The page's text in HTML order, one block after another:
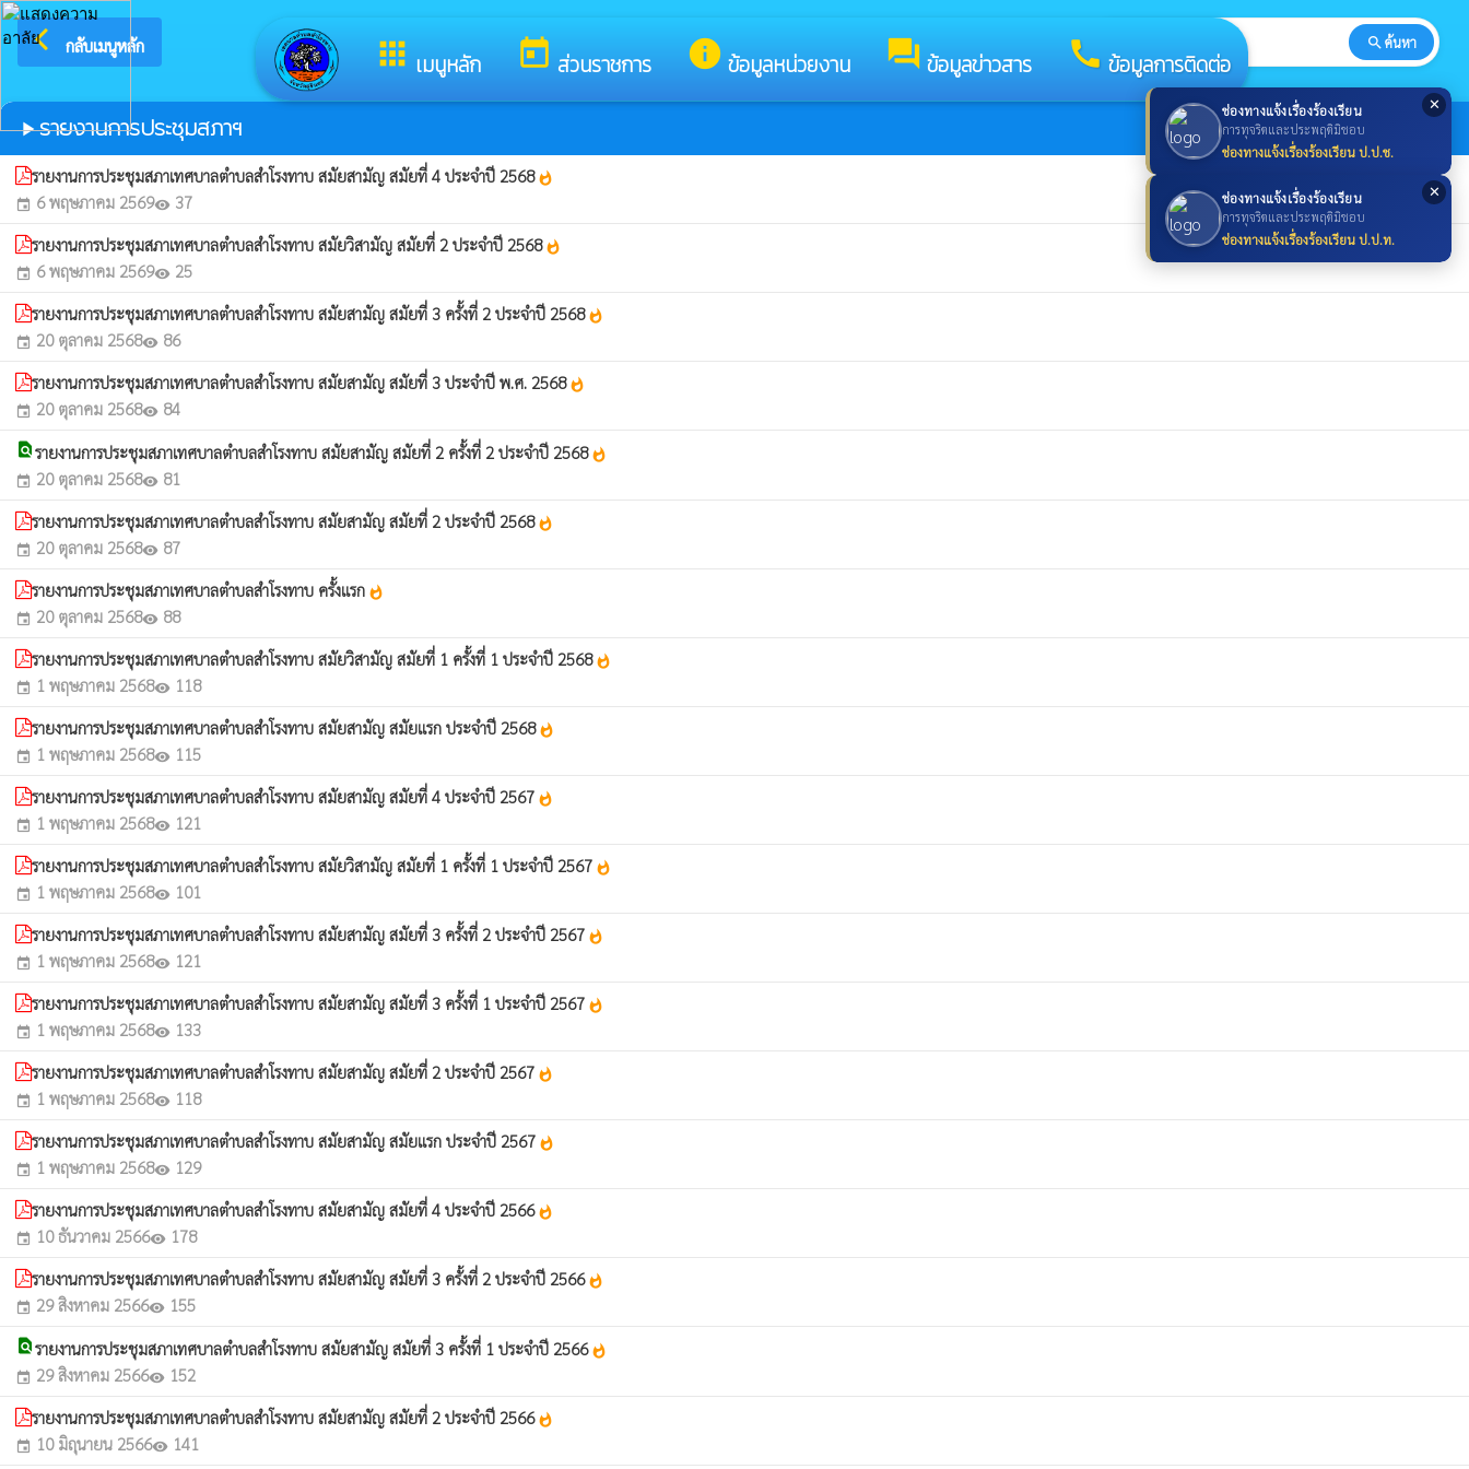
✕
ช่องทางแจ้งเรื่องร้องเรียน
การทุจริตและประพฤติมิชอบ
ช่องทางแจ้งเรื่องร้องเรียน ป.ป.ช.
✕
ช่องทางแจ้งเรื่องร้องเรียน
การทุจริตและประพฤติมิชอบ
ช่องทางแจ้งเรื่องร้องเรียน ป.ป.ท.
apps เมนูหลัก today ส่วนราชการ info ข้อมูลหน่วยงาน forum ข้อมูลข่าวสาร call ข้อมูลการติดต่อ
arrow_back_ios กลับเมนูหลัก ยินดีต้อนรับสู่เว็บไซต์ของ เทศบาลตำบลสำโรงทาบ search ค้นหา
play_arrowรายงานการประชุมสภาฯ
รายงานการประชุมสภาเทศบาลตำบลสำโรงทาบ สมัยสามัญ สมัยที่ 4 ประจำปี 2568whatshot
event 6 พฤษภาคม 2569visibility 37
รายงานการประชุมสภาเทศบาลตำบลสำโรงทาบ สมัยวิสามัญ สมัยที่ 2 ประจำปี 2568whatshot
event 6 พฤษภาคม 2569visibility 25
รายงานการประชุมสภาเทศบาลตำบลสำโรงทาบ สมัยสามัญ สมัยที่ 3 ครั้งที่ 2 ประจำปี 2568whatshot
event 20 ตุลาคม 2568visibility 86
รายงานการประชุมสภาเทศบาลตำบลสำโรงทาบ สมัยสามัญ สมัยที่ 3 ประจำปี พ.ศ. 2568whatshot
event 20 ตุลาคม 2568visibility 84
find_in_pageรายงานการประชุมสภาเทศบาลตำบลสำโรงทาบ สมัยสามัญ สมัยที่ 2 ครั้งที่ 2 ประจำปี 2568whatshot
event 20 ตุลาคม 2568visibility 81
รายงานการประชุมสภาเทศบาลตำบลสำโรงทาบ สมัยสามัญ สมัยที่ 2 ประจำปี 2568whatshot
event 20 ตุลาคม 2568visibility 87
รายงานการประชุมสภาเทศบาลตำบลสำโรงทาบ ครั้งเเรก whatshot
event 20 ตุลาคม 2568visibility 88
รายงานการประชุมสภาเทศบาลตำบลสำโรงทาบ สมัยวิสามัญ สมัยที่ 1 ครั้งที่ 1 ประจำปี 2568whatshot
event 1 พฤษภาคม 2568visibility 118
รายงานการประชุมสภาเทศบาลตำบลสำโรงทาบ สมัยสามัญ สมัยแรก ประจำปี 2568whatshot
event 1 พฤษภาคม 2568visibility 115
รายงานการประชุมสภาเทศบาลตำบลสำโรงทาบ สมัยสามัญ สมัยที่ 4 ประจำปี 2567 whatshot
event 1 พฤษภาคม 2568visibility 121
รายงานการประชุมสภาเทศบาลตำบลสำโรงทาบ สมัยวิสามัญ สมัยที่ 1 ครั้งที่ 1 ประจำปี 2567 whatshot
event 1 พฤษภาคม 2568visibility 101
รายงานการประชุมสภาเทศบาลตำบลสำโรงทาบ สมัยสามัญ สมัยที่ 3 ครั้งที่ 2 ประจำปี 2567 whatshot
event 1 พฤษภาคม 2568visibility 121
รายงานการประชุมสภาเทศบาลตำบลสำโรงทาบ สมัยสามัญ สมัยที่ 3 ครั้งที่ 1 ประจำปี 2567 whatshot
event 1 พฤษภาคม 2568visibility 133
รายงานการประชุมสภาเทศบาลตำบลสำโรงทาบ สมัยสามัญ สมัยที่ 2 ประจำปี 2567 whatshot
event 1 พฤษภาคม 2568visibility 118
รายงานการประชุมสภาเทศบาลตำบลสำโรงทาบ สมัยสามัญ สมัยแรก ประจำปี 2567 whatshot
event 1 พฤษภาคม 2568visibility 129
รายงานการประชุมสภาเทศบาลตำบลสำโรงทาบ สมัยสามัญ สมัยที่ 4 ประจำปี 2566whatshot
event 10 ธันวาคม 2566visibility 178
รายงานการประชุมสภาเทศบาลตำบลสำโรงทาบ สมัยสามัญ สมัยที่ 3 ครั้งที่ 2 ประจำปี 2566whatshot
event 29 สิงหาคม 2566visibility 155
find_in_pageรายงานการประชุมสภาเทศบาลตำบลสำโรงทาบ สมัยสามัญ สมัยที่ 3 ครั้งที่ 1 ประจำปี 2566whatshot
event 29 สิงหาคม 2566visibility 152
รายงานการประชุมสภาเทศบาลตำบลสำโรงทาบ สมัยสามัญ สมัยที่ 2 ประจำปี 2566whatshot
event 10 มิถุนายน 2566visibility 141